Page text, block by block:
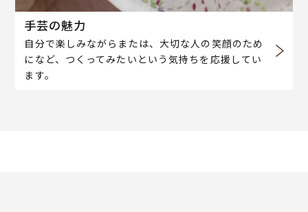
手芸の魅力
自分で楽しみながらまたは、大切な人の笑顔のため
になど、つくってみたいという気持ちを応援してい
ます。